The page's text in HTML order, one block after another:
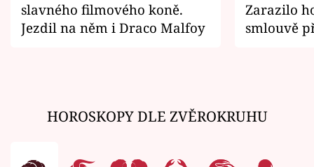
slavného filmového koně.
Jezdil na něm i Draco Malfoy
Zarazilo
smlouvě
HOROSKOPY DLE ZVĚROKRUHU